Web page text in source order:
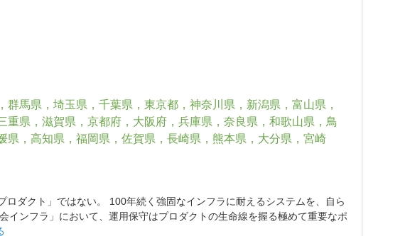
馬県，埼玉県，千葉県，東京都，神奈川県，新潟県，富山県，
県，滋賀県，京都府，大阪府，兵庫県，奈良県，和歌山県，鳥
，高知県，福岡県，佐賀県，長崎県，熊本県，大分県，宮崎
ダクト」ではない。 100年続く強固なインフラに耐えるシステムを、自ら
ンフラ」において、運用保守はプロダクトの生命線を握る極めて重要なポ